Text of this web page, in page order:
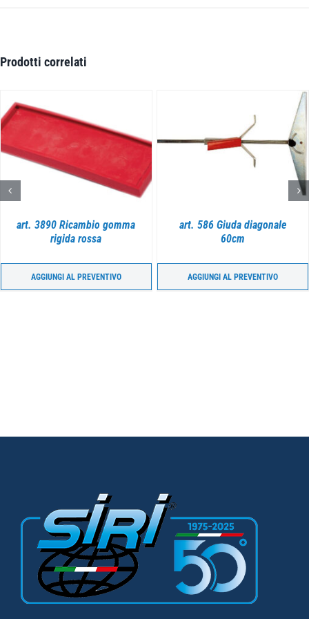
Prodotti correlati
art. 3890 Ricambio gomma
rigida rossa
AGGIUNGI AL PREVENTIVO
DETTAGLI
art. 586 Giuda diagonale
60cm
AGGIUNGI AL PREVENTIVO
DETTAGLI